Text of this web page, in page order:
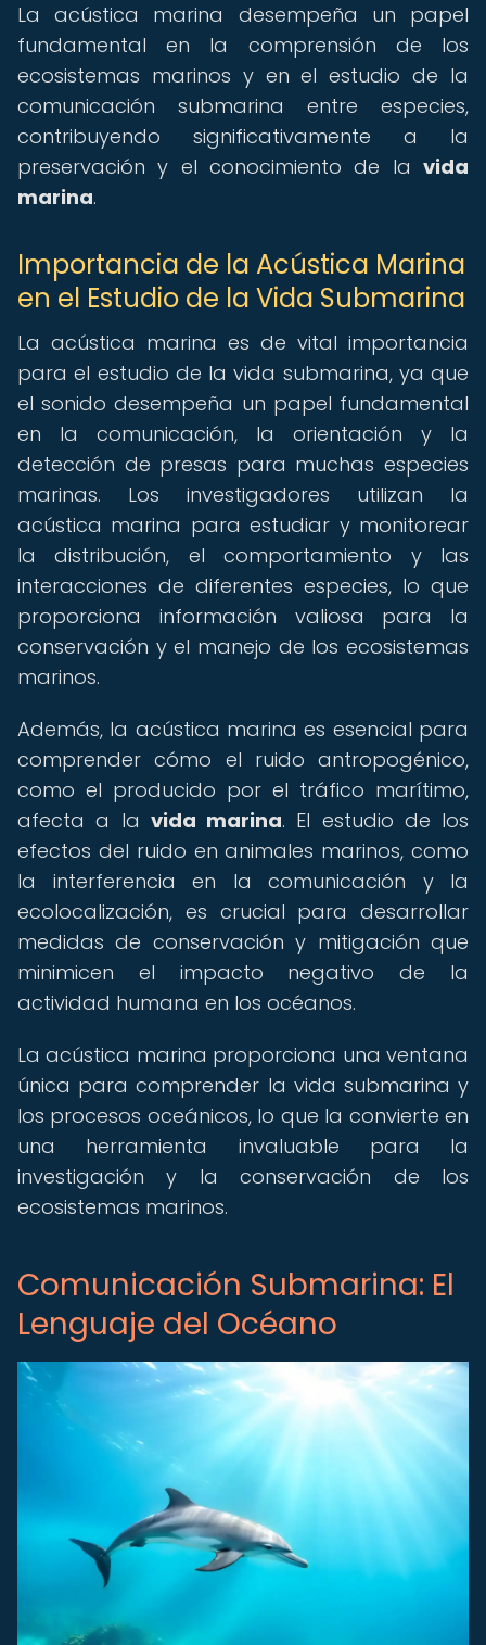
La acústica marina desempeña un papel
fundamental en la comprensión de los
ecosistemas marinos y en el estudio de la
comunicación submarina entre especies,
contribuyendo significativamente a la
preservación y el conocimiento de la vida
marina.
Importancia de la Acústica Marina
en el Estudio de la Vida Submarina
La acústica marina es de vital importancia
para el estudio de la vida submarina, ya que
el sonido desempeña un papel fundamental
en la comunicación, la orientación y la
detección de presas para muchas especies
marinas. Los investigadores utilizan la
acústica marina para estudiar y monitorear
la distribución, el comportamiento y las
interacciones de diferentes especies, lo que
proporciona información valiosa para la
conservación y el manejo de los ecosistemas
marinos.
Además, la acústica marina es esencial para
comprender cómo el ruido antropogénico,
como el producido por el tráfico marítimo,
afecta a la vida marina. El estudio de los
efectos del ruido en animales marinos, como
la interferencia en la comunicación y la
ecolocalización, es crucial para desarrollar
medidas de conservación y mitigación que
minimicen el impacto negativo de la
actividad humana en los océanos.
La acústica marina proporciona una ventana
única para comprender la vida submarina y
los procesos oceánicos, lo que la convierte en
una herramienta invaluable para la
investigación y la conservación de los
ecosistemas marinos.
Comunicación Submarina: El
Lenguaje del Océano